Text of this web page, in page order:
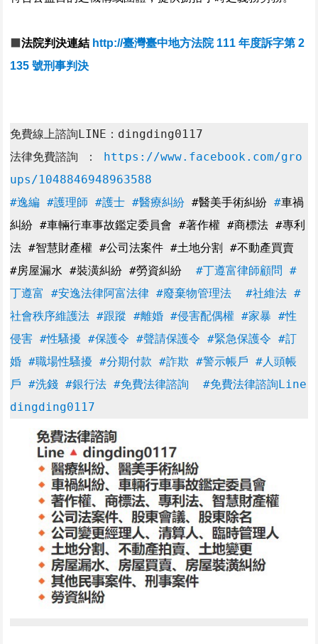
⬛️法院判決連結 http://臺灣臺中地方法院 111 年度訴字第 2
135 號刑事判決
免費線上諮詢LINE：dingding0117
法律免費諮詢 ： https://www.facebook.com/gro
ups/1048846948963588
#逸編 #護理師 #護士 #醫療糾紛 #醫美手術糾紛 #車禍
糾紛 #車輛行車事故鑑定委員會 #著作權 #商標法 #專利
法 #智慧財產權 #公司法案件 #土地分割 #不動產買賣
#房屋漏水 #裝潢糾紛 #勞資糾紛 #丁遵富律師顧問 #
丁遵富 #安逸法律阿富法律 #廢棄物管理法  #社維法 #
社會秩序維護法 #跟蹤 #離婚 #侵害配偶權 #家暴 #性
侵害 #性騷擾 #保護令 #聲請保護令 #緊急保護令 #訂
婚 #職場性騷擾
#分期付款 #詐欺 #警示帳戶 #人頭帳
戶 #洗錢 #銀行法 #免費法律諮詢
#免費法律諮詢Line